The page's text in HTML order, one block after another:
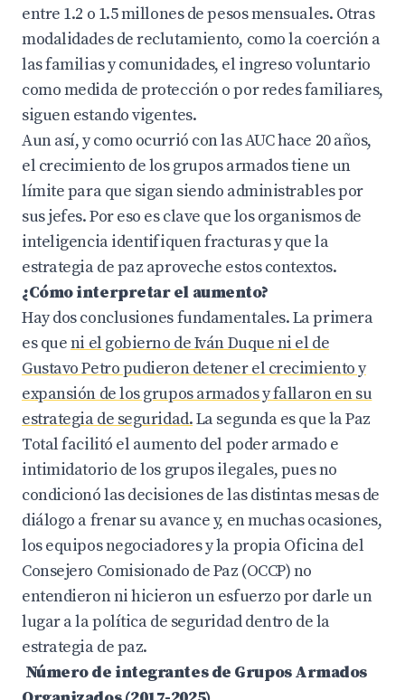
entre 1.2 o 1.5 millones de pesos mensuales. Otras
modalidades de reclutamiento, como la coerción a
las familias y comunidades, el ingreso voluntario
como medida de protección o por redes familiares,
siguen estando vigentes.
Aun así, y como ocurrió con las AUC hace 20 años,
el crecimiento de los grupos armados tiene un
límite para que sigan siendo administrables por
sus jefes. Por eso es clave que los organismos de
inteligencia identifiquen fracturas y que la
estrategia de paz aproveche estos contextos.
¿Cómo interpretar el aumento?
Hay dos conclusiones fundamentales. La primera
es queni el gobierno de Iván Duque ni el de
Gustavo Petro pudieron detener el crecimiento y
expansión de los grupos armados y fallaron en su
estrategia de seguridad.La segunda es que la Paz
Total facilitó el aumento del poder armado e
intimidatorio de los grupos ilegales, pues no
condicionó las decisiones de las distintas mesas de
diálogo a frenar su avance y, en muchas ocasiones,
los equipos negociadores y la propia Oficina del
Consejero Comisionado de Paz (OCCP) no
entendieron ni hicieron un esfuerzo por darle un
lugar a la política de seguridad dentro de la
estrategia de paz.
Número de integrantes de Grupos Armados